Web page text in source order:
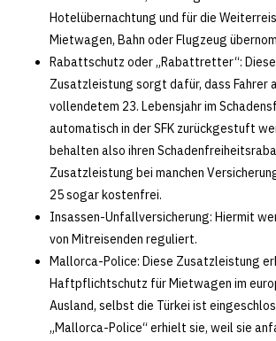
Hotelübernachtung und für die
Mietwagen, Bahn oder Flugzeug
Rabattschutz oder „Rabattretter“:
Zusatzleistung sorgt dafür, dass Fahrer
vollendetem 23. Lebensjahr im
automatisch in der SFK zurückgestuft
behalten also ihren
Zusatzleistung bei manchen
25 sogar kostenfrei.
Insassen-Unfallversicherung: Hiermit
von Mitreisenden reguliert.
Mallorca-Police: Diese Zusatzleistung
Haftpflichtschutz für Mietwagen im
Ausland, selbst die Türkei ist
„Mallorca-Police“ erhielt sie, weil sie